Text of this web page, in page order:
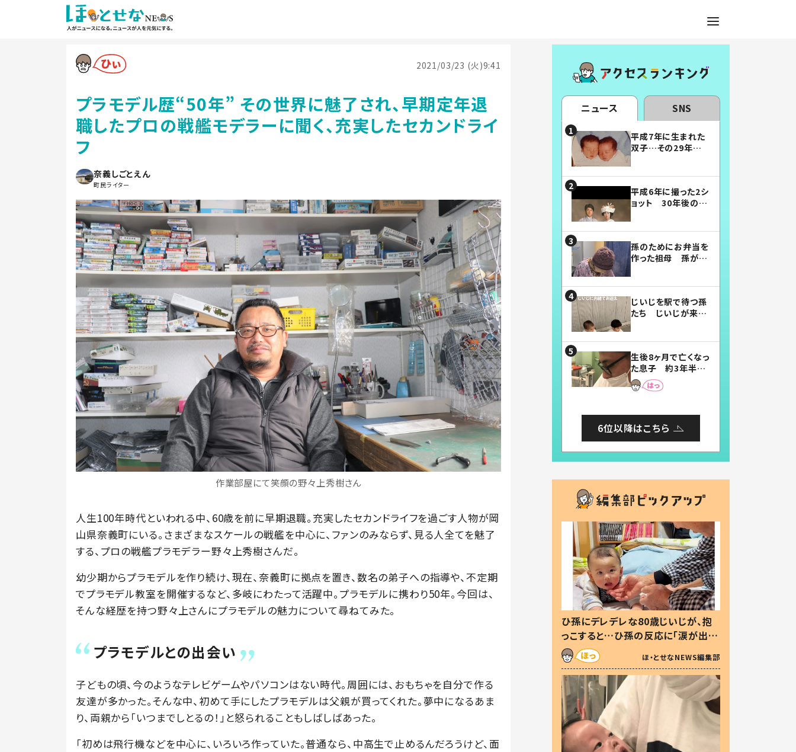
2021/03/23 (火)9:41
プラモデル歴“50年” その世界に魅了され、早期定年退
職したプロの戦艦モデラーに聞く、充実したセカンドライ
フ
奈義しごとえん
町民ライター
作業部屋にて笑顔の野々上秀樹さん
人生100年時代といわれる中、60歳を前に早期退職。充実したセカンドライフを過ごす人物が岡
山県奈義町にいる。さまざまなスケールの戦艦を中心に、ファンのみならず、見る人全てを魅了
する、プロの戦艦プラモデラー野々上秀樹さんだ。
幼少期からプラモデルを作り続け、現在、奈義町に拠点を置き、数名の弟子への指導や、不定期
でプラモデル教室を開催するなど、多岐にわたって活躍中。プラモデルに携わり50年。今回は、
そんな経歴を持つ野々上さんにプラモデルの魅力について尋ねてみた。
プラモデルとの出会い
子どもの頃、今のようなテレビゲームやパソコンはない時代。周囲には、おもちゃを自分で作る
友達が多かった。そんな中、初めて手にしたプラモデルは父親が買ってくれた。夢中になるあま
り、両親から「いつまでしとるの！」と怒られることもしばしばあった。
「初めは飛行機などを中心に、いろいろ作っていた。普通なら、中高生で止めるんだろうけど、面
ニュース SNS
平成7年に生まれた
双子…その29年後
平成6年に撮った2シ
ョット 30年後の姿
孫のためにお弁当を
作った祖母 孫が絶
じいじを駅で待つ孫
たち じいじが来た
まらない」「幸せにな
れる」
生後8ヶ月で亡くなっ
た息子 約3年半
後、当時の妻の日記
に書いてあった本音
6位以降はこちら
ひ孫にデレデレな80歳じいじが、抱
っこすると…ひ孫の反応に「涙が出ま
した」「可愛くて仕方ない」
ほ・とせなNEWS編集部